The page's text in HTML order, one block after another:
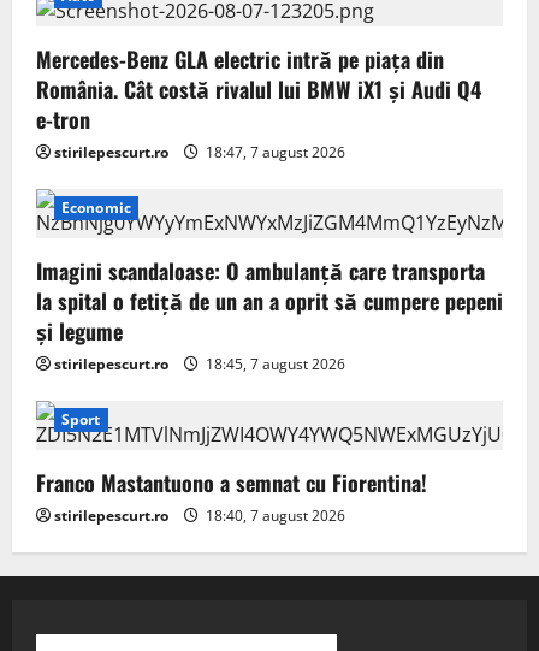
Mercedes-Benz GLA electric intră pe piața din
România. Cât costă rivalul lui BMW iX1 și Audi Q4
e-tron
stirilepescurt.ro 18:47, 7 august 2026
Economic
Imagini scandaloase: O ambulanță care transporta
la spital o fetiță de un an a oprit să cumpere pepeni
și legume
stirilepescurt.ro 18:45, 7 august 2026
Sport
Franco Mastantuono a semnat cu Fiorentina!
stirilepescurt.ro 18:40, 7 august 2026